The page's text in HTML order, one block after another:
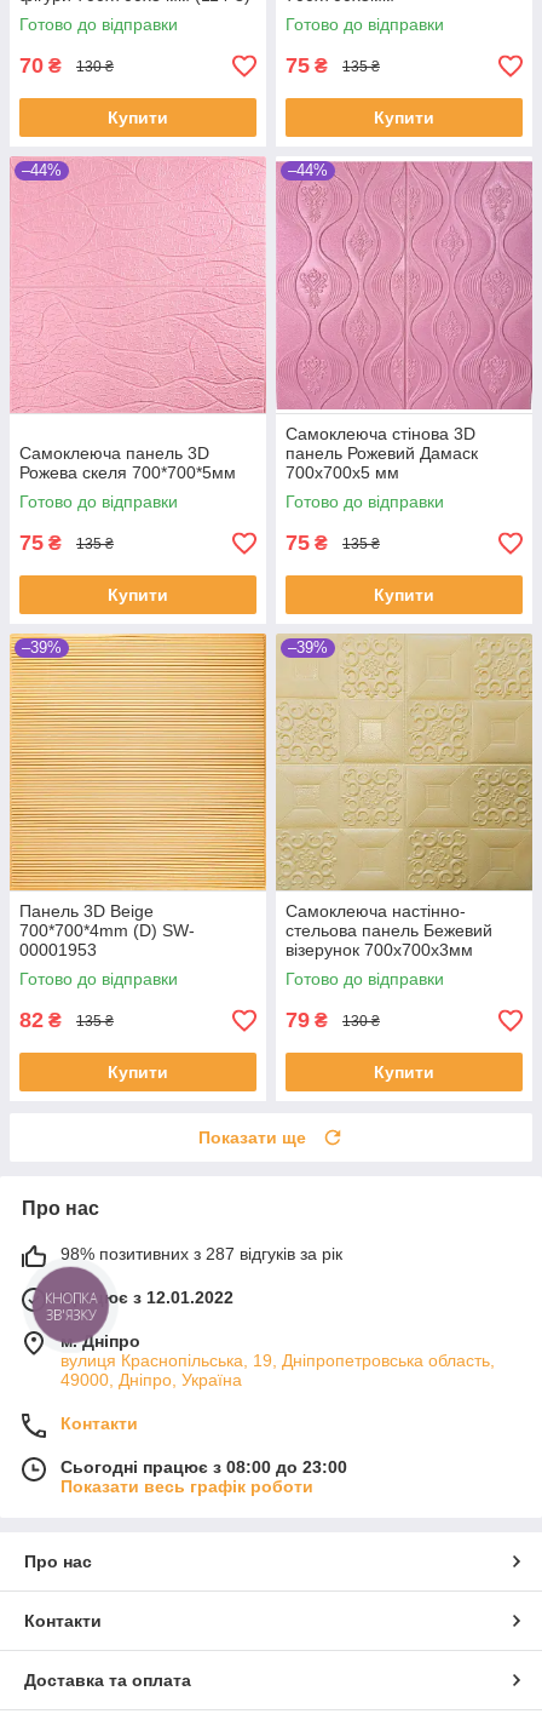
Готово до відправки
70 ₴ 130 ₴
Купити
Готово до відправки
75 ₴ 135 ₴
Купити
–44%
Самоклеюча панель 3D
Рожева скеля 700*700*5мм
Готово до відправки
75 ₴ 135 ₴
Купити
–44%
Самоклеюча стінова 3D
панель Рожевий Дамаск
700х700х5 мм
Готово до відправки
75 ₴ 135 ₴
Купити
–39%
Панель 3D Beige
700*700*4mm (D) SW-
00001953
Готово до відправки
82 ₴ 135 ₴
Купити
–39%
Самоклеюча настінно-
стельова панель Бежевий
візерунок 700x700x3мм
Готово до відправки
79 ₴ 130 ₴
Купити
Показати ще
Про нас
98% позитивних з 287 відгуків за рік
Працює з 12.01.2022
м. Дніпро
вулиця Краснопільська, 19, Дніпропетровська область,
49000, Дніпро, Україна
Контакти
Сьогодні працює з 08:00 до 23:00
Показати весь графік роботи
Про нас
Контакти
Доставка та оплата
КНОПКА
ЗВ'ЯЗКУ